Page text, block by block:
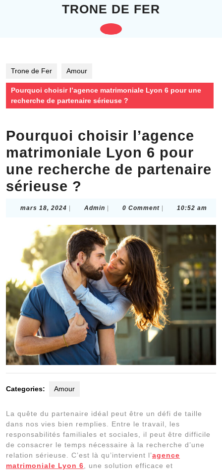
TRONE DE FER
Open
Trone de Fer Amour
Pourquoi choisir l’agence matrimoniale Lyon 6 pour une
recherche de partenaire sérieuse ?
Pourquoi choisir l’agence
matrimoniale Lyon 6 pour
une recherche de partenaire
sérieuse ?
mars 18, 2024 mars
2024
Admin Admin0 Comment 10:52 am
Categories: Amour
La quête du partenaire idéal peut être un défi de taille
dans nos vies bien remplies. Entre le travail, les
responsabilités familiales et sociales, il peut être difficile
de consacrer le temps nécessaire à la recherche d’une
relation sérieuse. C’est là qu’intervient l’agence
matrimoniale Lyon 6 , une solution efficace et